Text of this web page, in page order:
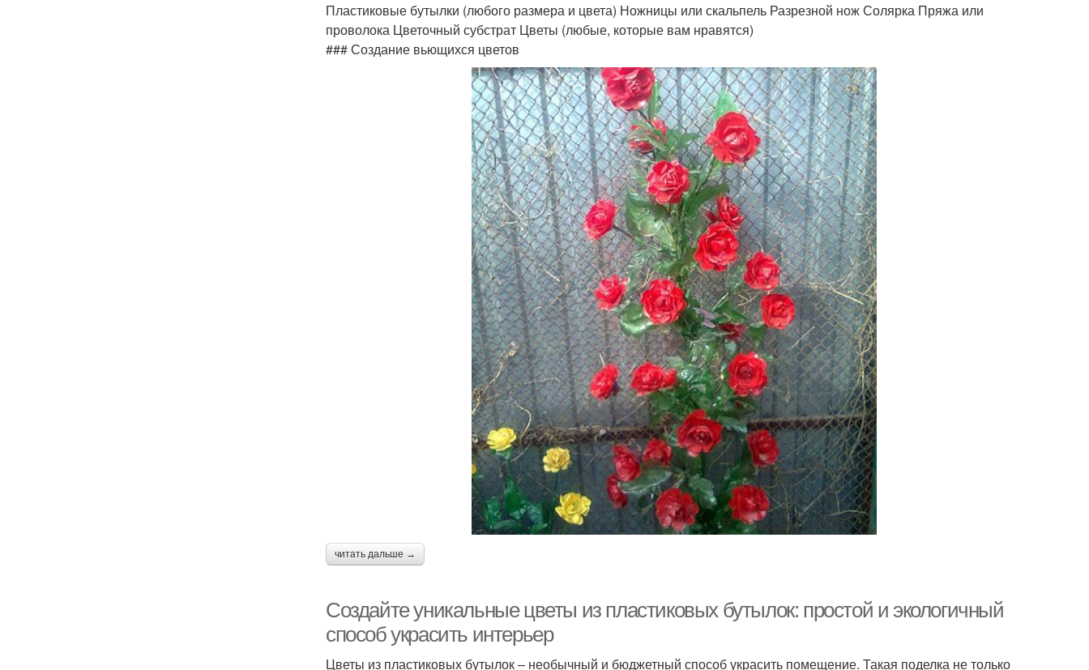
Пластиковые бутылки (любого размера и цвета) Ножницы или скальпель Разрезной нож Солярка Пряжа или
проволока Цветочный субстрат Цветы (любые, которые вам нравятся)
### Создание вьющихся цветов
читать дальше →
Создайте уникальные цветы из пластиковых бутылок: простой и экологичный
способ украсить интерьер
Цветы из пластиковых бутылок – необычный и бюджетный способ украсить помещение. Такая поделка не только